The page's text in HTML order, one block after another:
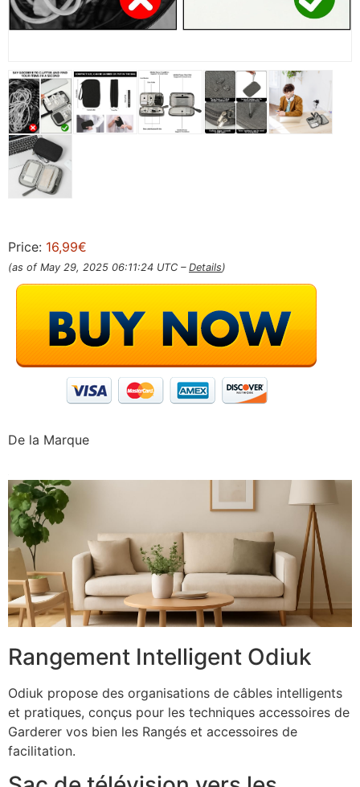
Price: 16,99€
(as of May 29, 2025 06:11:24 UTC – Details)
De la Marque
Rangement Intelligent Odiuk
Odiuk propose des organisations de câbles intelligents
et pratiques, conçus pour les techniques accessoires de
Garderer vos bien les Rangés et accessoires de
facilitation.